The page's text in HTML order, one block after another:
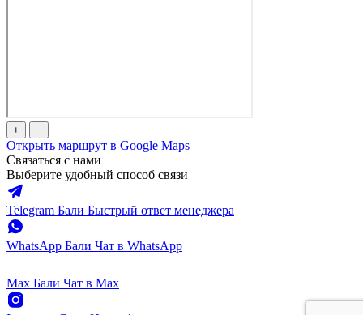
+ −
Открыть маршрут в Google Maps
Связаться с нами
Выберите удобный способ связи
Telegram Бали Быстрый ответ менеджера
WhatsApp Бали Чат в WhatsApp
Max Бали Чат в Max